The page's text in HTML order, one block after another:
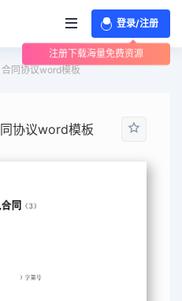
登录/注册
注册下载海量免费资源
同协议word模板
协议word模板